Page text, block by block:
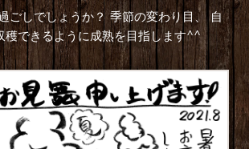
ごしでしょうか？ 季節の変わり目、 自
穫できるように成熟を目指します^^